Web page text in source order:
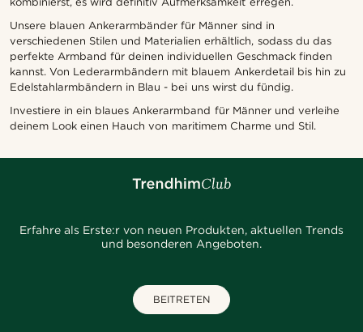
Unsere blauen Ankerarmbänder für Männer sind in
verschiedenen Stilen und Materialien erhältlich, sodass du das
perfekte Armband für deinen individuellen Geschmack finden
kannst. Von Lederarmbändern mit blauem Ankerdetail bis hin zu
Edelstahlarmbändern in Blau - bei uns wirst du fündig.
Investiere in ein blaues Ankerarmband für Männer und verleihe
deinem Look einen Hauch von maritimem Charme und Stil.
Erfahre als Erste:r von neuen Produkten, aktuellen Trends
und besonderen Angeboten.
BEITRETEN